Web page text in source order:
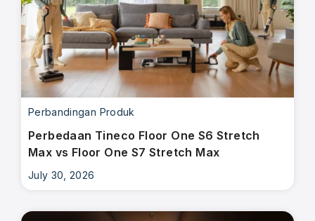
Perbandingan Produk
Perbedaan Tineco Floor One S6 Stretch
Max vs Floor One S7 Stretch Max
July 30, 2026